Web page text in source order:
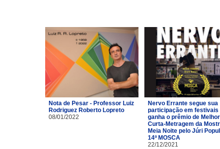
Nota de Pesar - Professor Luiz
Rodriguez Roberto Lopreto
08/01/2022
Nervo Errante segue sua
participação em festivais
ganha o prêmio de Melhor
Curta-Metragem da
Meia Noite pelo Júri
14ª MOSCA
22/12/2021